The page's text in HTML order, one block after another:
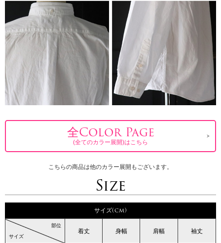
全Color Page
(全てのカラー展開)はこちら
こちらの商品は他のカラー展開もございます。
Size
サイズ(cm)
サイズ
部位
着丈 身幅 肩幅 袖丈